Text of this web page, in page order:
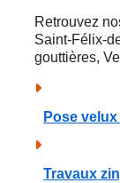
Retrouvez
Saint-Félix-
gouttières,
Pose
Travaux